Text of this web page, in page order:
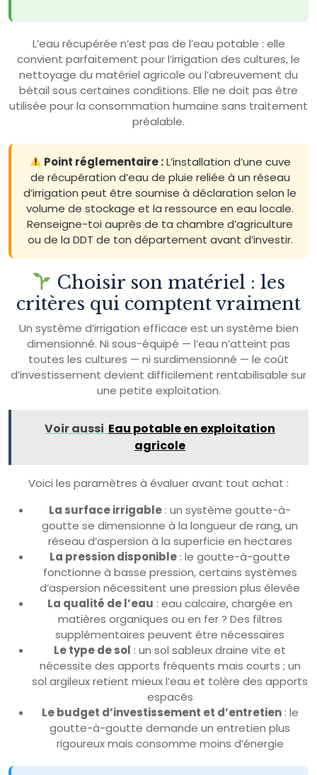
L’eau récupérée n’est pas de l’eau potable : elle
convient parfaitement pour l’irrigation des cultures, le
nettoyage du matériel agricole ou l’abreuvement du
bétail sous certaines conditions. Elle ne doit pas être
utilisée pour la consommation humaine sans traitement
préalable.
Point réglementaire :L’installation d’une cuve
de récupération d’eau de pluie reliée à un réseau
d’irrigation peut être soumise à déclaration selon le
volume de stockage et la ressource en eau locale.
Renseigne-toi auprès de ta chambre d’agriculture
ou de la DDT de ton département avant d’investir.
Choisir son matériel : les
critères qui comptent vraiment
Un système d’irrigation efficace est un système bien
dimensionné. Ni sous-équipé — l’eau n’atteint pas
toutes les cultures — ni surdimensionné — le coût
d’investissement devient difficilement rentabilisable sur
une petite exploitation.
Voir aussi Eau potable en exploitation
agricole
Voici les paramètres à évaluer avant tout achat :
La surface irrigable : un système goutte-à-
goutte se dimensionne à la longueur de rang, un
réseau d’aspersion à la superficie en hectares
La pression disponible : le goutte-à-goutte
fonctionne à basse pression, certains systèmes
d’aspersion nécessitent une pression plus élevée
La qualité de l’eau : eau calcaire, chargée en
matières organiques ou en fer ? Des filtres
supplémentaires peuvent être nécessaires
Le type de sol : un sol sableux draine vite et
nécessite des apports fréquents mais courts ; un
sol argileux retient mieux l’eau et tolère des apports
espacés
Le budget d’investissement et d’entretien: le
goutte-à-goutte demande un entretien plus
rigoureux mais consomme moins d’énergie